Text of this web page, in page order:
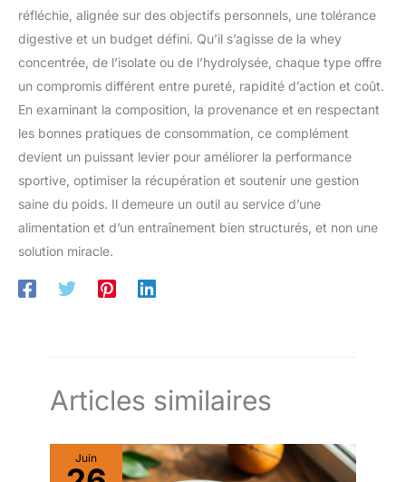
colorants, sans OGM, sans
pesticides.
réfléchie, alignée sur des objectifs personnels, une tolérance
digestive et un budget défini. Qu’il s’agisse de la whey
concentrée, de l’isolate ou de l’hydrolysée, chaque type offre
un compromis différent entre pureté, rapidité d’action et coût.
En examinant la composition, la provenance et en respectant
les bonnes pratiques de consommation, ce complément
devient un puissant levier pour améliorer la performance
sportive, optimiser la récupération et soutenir une gestion
saine du poids. Il demeure un outil au service d’une
alimentation et d’un entraînement bien structurés, et non une
solution miracle.
Articles similaires
Juin